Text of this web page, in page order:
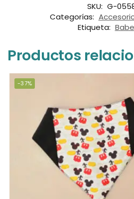
SKU: G-
Categorías:
Etiqueta:
Productos
-37%